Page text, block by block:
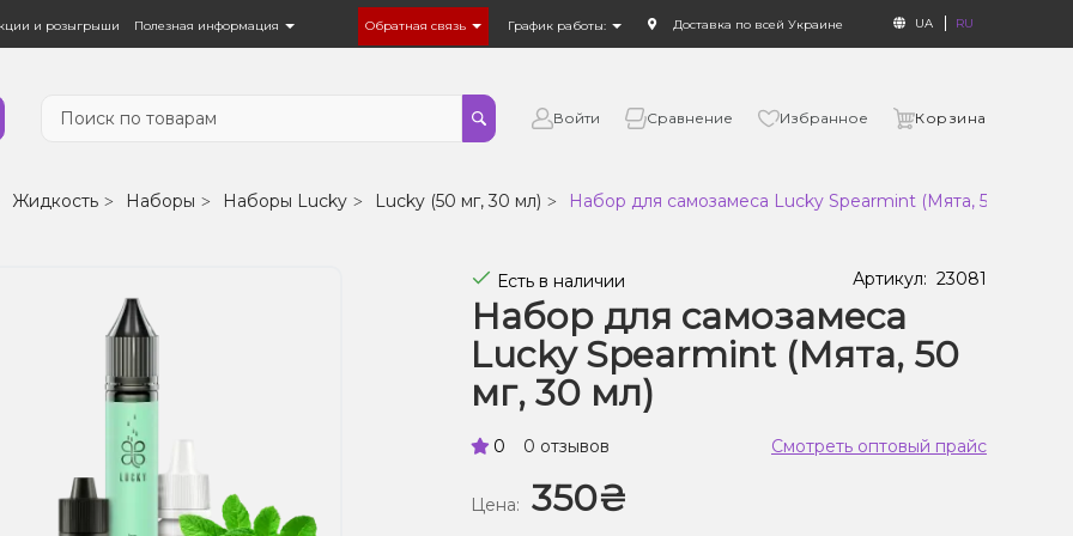
и розыгрыши Полезная информация Обратная связь График работы: Доставка по всей Украине UA RU
Войти Сравнение Избранное Корзина
Жидкость Наборы Наборы Lucky Lucky (50 мг, 30 мл) Набор для самозамеса Lucky Spearmint (Мята, 50 мг, 30
Есть в наличии Артикул: 23081
Набор для самозамеса
Lucky Spearmint (Мята, 50
мг, 30 мл)
0 0 отзывов Смотреть оптовый прайс
Цена: 350₴